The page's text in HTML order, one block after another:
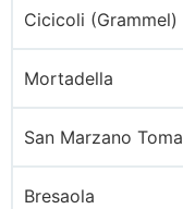
Cicicoli (Grammel)
Mortadella
San Marzano
Bresaola